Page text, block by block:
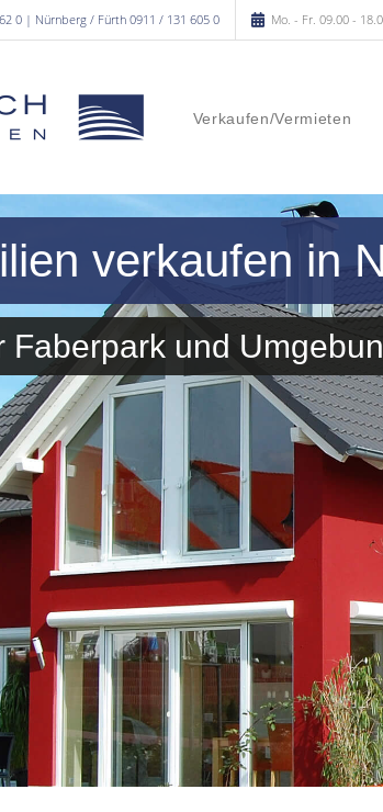
0 | Nürnberg / Fürth 0911 / 131 605 0 Mo. - Fr. 09.00 -
Verkaufen/Vermieten
verkaufen in
Faberpark und